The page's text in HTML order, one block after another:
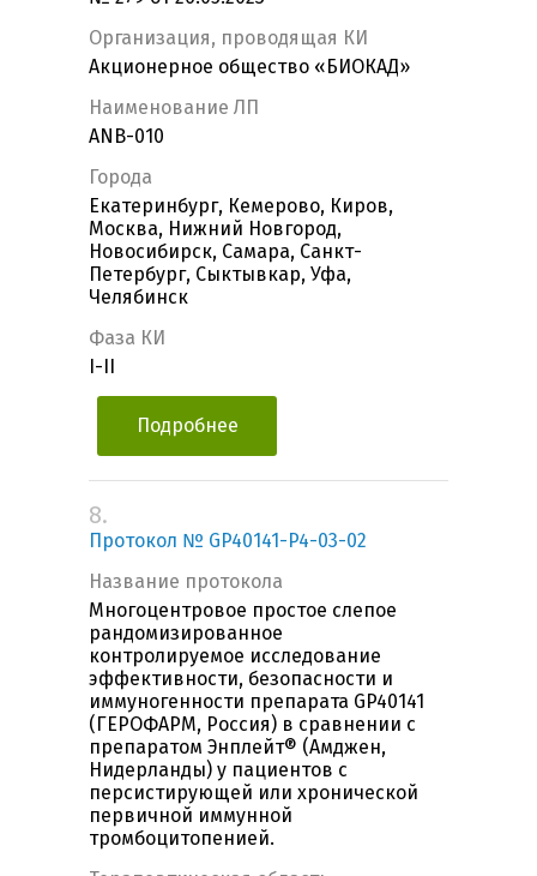
Организация, проводящая КИ
Акционерное общество «БИОКАД»
Наименование ЛП
ANB-010
Города
Екатеринбург, Кемерово, Киров,
Москва, Нижний Новгород,
Новосибирск, Самара, Санкт-
Петербург, Сыктывкар, Уфа,
Челябинск
Фаза КИ
I-II
Подробнее
8.
Протокол № GP40141-P4-03-02
Название протокола
Многоцентровое простое слепое
рандомизированное
контролируемое исследование
эффективности, безопасности и
иммуногенности препарата GP40141
(ГЕРОФАРМ, Россия) в сравнении с
препаратом Энплейт® (Амджен,
Нидерланды) у пациентов с
персистирующей или хронической
первичной иммунной
тромбоцитопенией.